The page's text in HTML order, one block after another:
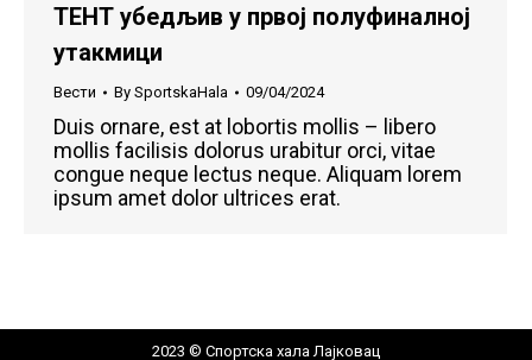
ТЕНТ убедљив у првој полуфиналној
утакмици
Вести By SportskaHala 09/04/2024
Duis ornare, est at lobortis mollis – libero
mollis facilisis dolorus urabitur orci, vitae
congue neque lectus neque. Aliquam lorem
ipsum amet dolor ultrices erat.
2023 © Спортска хала Лајковац